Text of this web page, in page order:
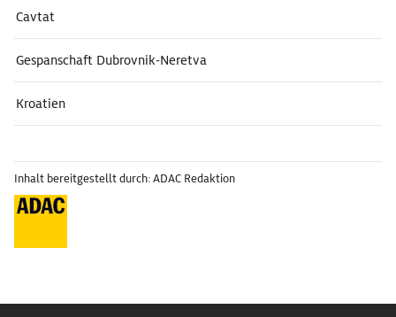
Cavtat
Gespanschaft Dubrovnik-Neretva
Kroatien
Inhalt bereitgestellt durch: ADAC Redaktion